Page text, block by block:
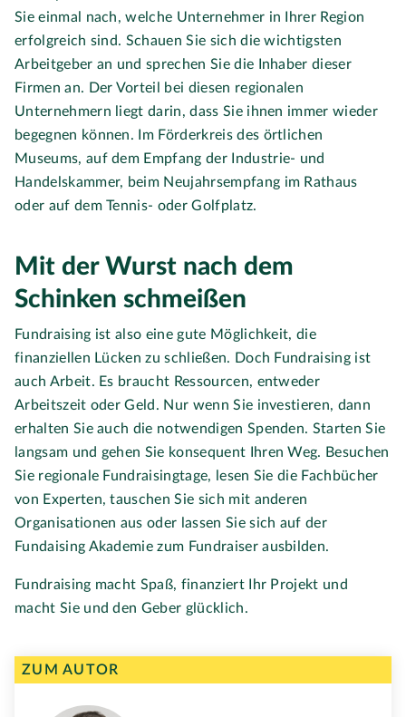
Sie einmal nach, welche Unternehmer in Ihrer Region
erfolgreich sind. Schauen Sie sich die wichtigsten
Arbeitgeber an und sprechen Sie die Inhaber dieser
Firmen an. Der Vorteil bei diesen regionalen
Unternehmern liegt darin, dass Sie ihnen immer wieder
begegnen können. Im Förderkreis des örtlichen
Museums, auf dem Empfang der Industrie- und
Handelskammer, beim Neujahrsempfang im Rathaus
oder auf dem Tennis- oder Golfplatz.
Mit der Wurst nach dem
Schinken schmeißen
Fundraising ist also eine gute Möglichkeit, die
finanziellen Lücken zu schließen. Doch Fundraising ist
auch Arbeit. Es braucht Ressourcen, entweder
Arbeitszeit oder Geld. Nur wenn Sie investieren, dann
erhalten Sie auch die notwendigen Spenden. Starten Sie
langsam und gehen Sie konsequent Ihren Weg. Besuchen
Sie regionale Fundraisingtage, lesen Sie die Fachbücher
von Experten, tauschen Sie sich mit anderen
Organisationen aus oder lassen Sie sich auf der
Fundaising Akademie zum Fundraiser ausbilden.
Fundraising macht Spaß, finanziert Ihr Projekt und
macht Sie und den Geber glücklich.
ZUM AUTOR